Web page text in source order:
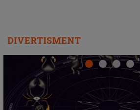
DIVERTISMENT